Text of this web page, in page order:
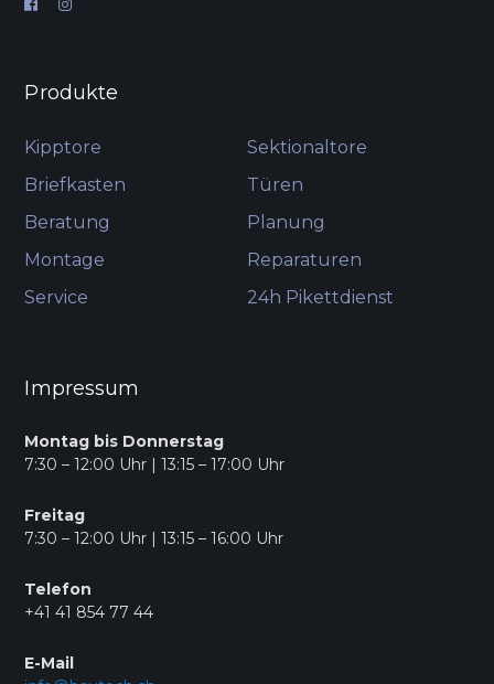
Produkte
Kipptore
Sektionaltore
Briefkasten
Türen
Beratung
Planung
Montage
Reparaturen
Service
24h Pikettdienst
Impressum
Montag bis Donnerstag
7:30 – 12:00 Uhr | 13:15 – 17:00 Uhr
Freitag
7:30 – 12:00 Uhr | 13:15 – 16:00 Uhr
Telefon
+41 41 854 77 44
E-Mail